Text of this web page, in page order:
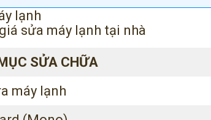
sửa máy lạnh tại nhà
SỬA CHỮA
máy lạnh